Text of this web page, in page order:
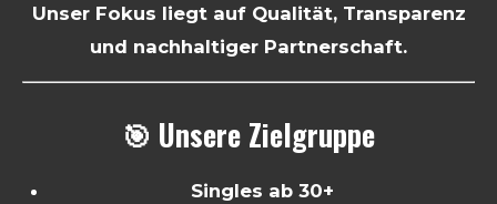
Unser Fokus liegt auf Qualität, Transparenz
und nachhaltiger Partnerschaft.
🎯 Unsere Zielgruppe
Singles ab 30+